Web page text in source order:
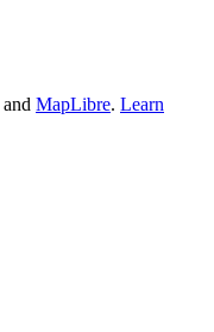
and MapLibre. Learn